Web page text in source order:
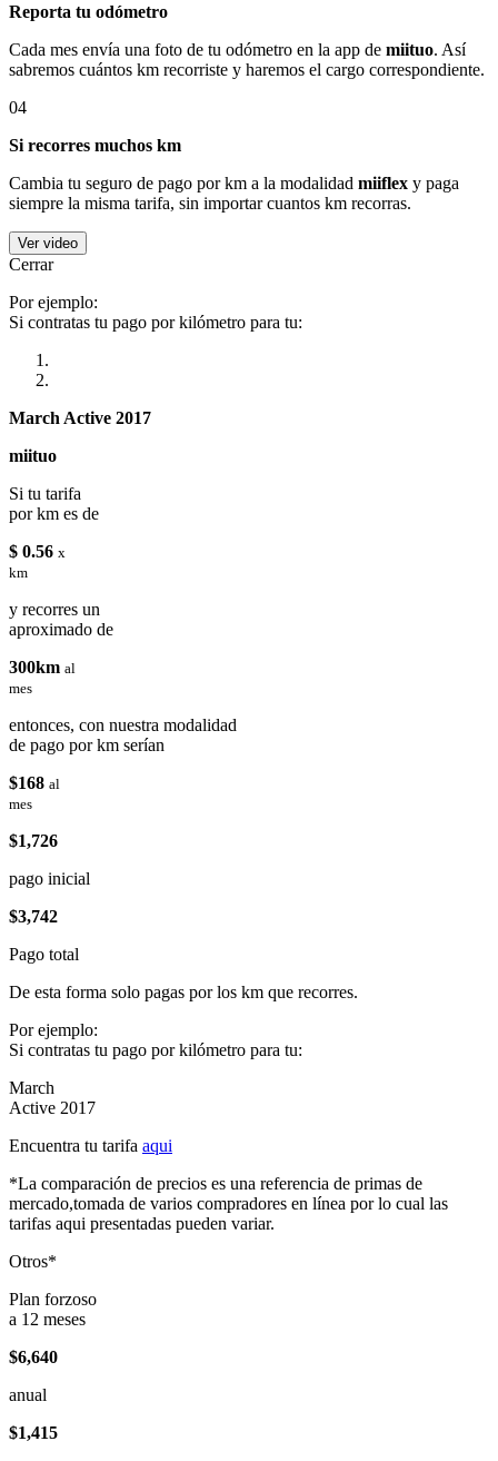
Reporta tu odómetro
Cada mes envía una foto de tu odómetro en la app de miituo. Así
sabremos cuántos km recorriste y haremos el cargo correspondiente.
04
Si recorres muchos km
Cambia tu seguro de pago por km a la modalidad miiflex y paga
siempre la misma tarifa, sin importar cuantos km recorras.
Ver video
Cerrar
Por ejemplo:
Si contratas tu pago por kilómetro para tu:
March Active 2017
miituo
Si tu tarifa
por km es de
$ 0.56 x
km
y recorres un
aproximado de
300km al
mes
entonces, con nuestra modalidad
de pago por km serían
$168 al
mes
$1,726
pago inicial
$3,742
Pago total
De esta forma solo pagas por los km que recorres.
Por ejemplo:
Si contratas tu pago por kilómetro para tu:
March
Active 2017
Encuentra tu tarifa aqui
*La comparación de precios es una referencia de primas de
mercado,tomada de varios compradores en línea por lo cual las
tarifas aqui presentadas pueden variar.
Otros*
Plan forzoso
a 12 meses
$6,640
anual
$1,415